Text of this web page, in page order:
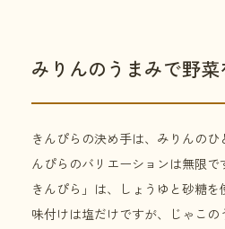
みりんのうまみで野
きんぴらの決め手は、みりんの
んぴらのバリエーションは無限
きんぴら」は、しょうゆと砂糖を
味付けは塩だけですが、じゃこの